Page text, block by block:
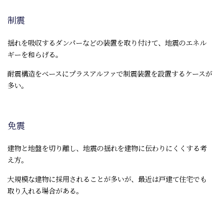
制震
揺れを吸収するダンパーなどの装置を取り付けて、地震のエネル
ギーを和らげる。
耐震構造をベースにプラスアルファで制震装置を設置するケースが
多い。
免震
建物と地盤を切り離し、地震の揺れを建物に伝わりにくくする考
え方。
大規模な建物に採用されることが多いが、最近は戸建て住宅でも
取り入れる場合がある。